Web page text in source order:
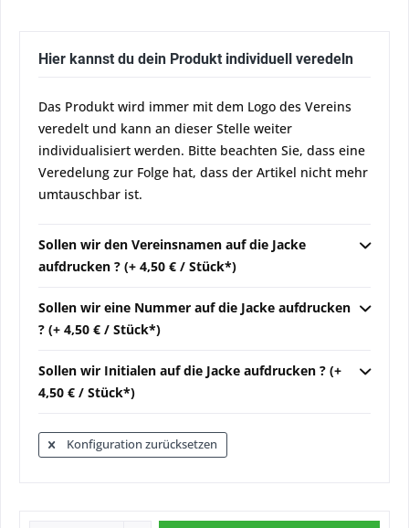
Hier kannst du dein Produkt individuell veredeln
Das Produkt wird immer mit dem Logo des Vereins
veredelt und kann an dieser Stelle weiter
individualisiert werden. Bitte beachten Sie, dass eine
Veredelung zur Folge hat, dass der Artikel nicht mehr
umtauschbar ist.
Sollen wir den Vereinsnamen auf die Jacke
aufdrucken ? (+ 4,50 € / Stück*)
Sollen wir eine Nummer auf die Jacke aufdrucken
? (+ 4,50 € / Stück*)
Sollen wir Initialen auf die Jacke aufdrucken ? (+
4,50 € / Stück*)
Konfiguration zurücksetzen